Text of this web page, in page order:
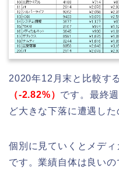
2020年12月末と比較す
（-2.82%） です。最終
ど大きな下落に遭遇した
個別に見ていくとメデ
です。業績自体は良い